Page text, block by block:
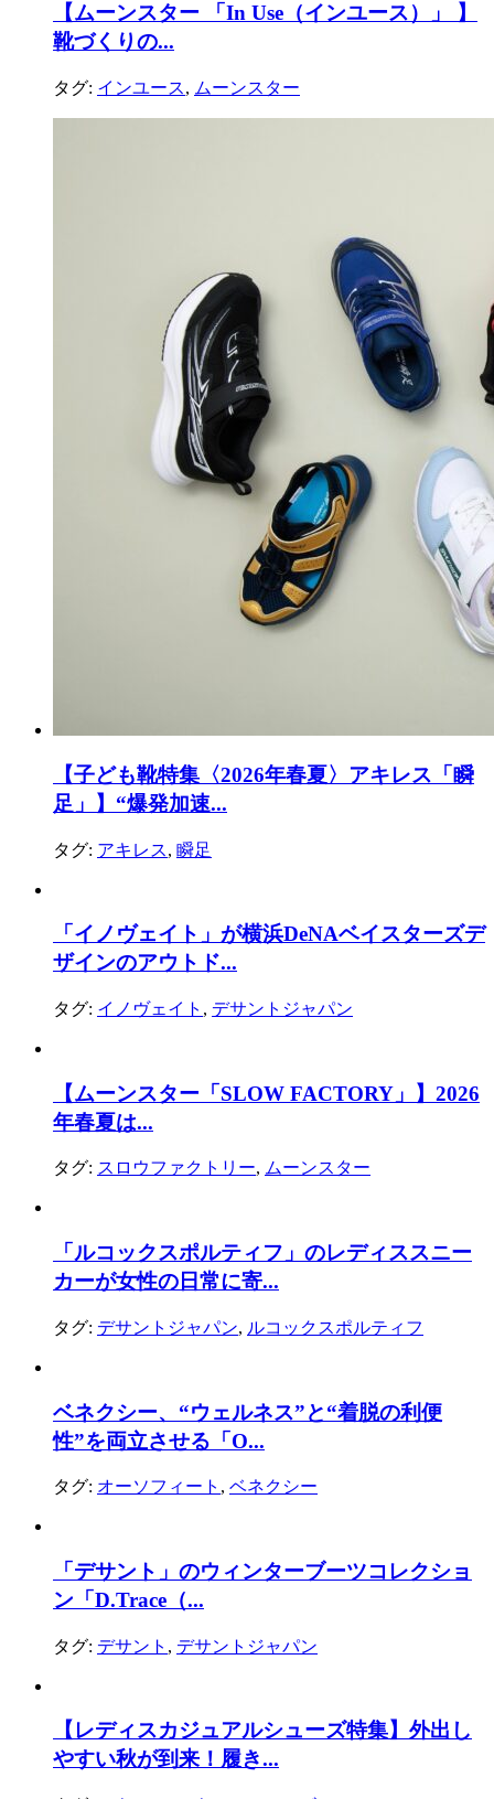
【ムーンスター 「In Use（インユース）」 】
靴づくりの...
タグ: インユース, ムーンスター
【子ども靴特集〈2026年春夏〉アキレス「瞬
足」】“爆発加速...
タグ: アキレス, 瞬足
「イノヴェイト」が横浜DeNAベイスターズデ
ザインのアウトド...
タグ: イノヴェイト , デサントジャパン
【ムーンスター「SLOW FACTORY」】2026
年春夏は...
タグ: スロウファクトリー, ムーンスター
「ルコックスポルティフ」のレディススニー
カーが女性の日常に寄...
タグ: デサントジャパン, ルコックスポルティフ
ベネクシー、“ウェルネス”と“着脱の利便
性”を両立させる「O...
タグ: オーソフィート , ベネクシー
「デサント」のウィンターブーツコレクショ
ン「D.Trace（...
タグ: デサント , デサントジャパン
【レディスカジュアルシューズ特集】外出し
やすい秋が到来！履き...